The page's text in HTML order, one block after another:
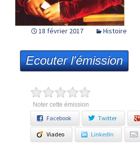
18 février 2017 Histoire
Ecouter l'émission
Noter cette émission
Facebook Twitter
Viadeo LinkedIn